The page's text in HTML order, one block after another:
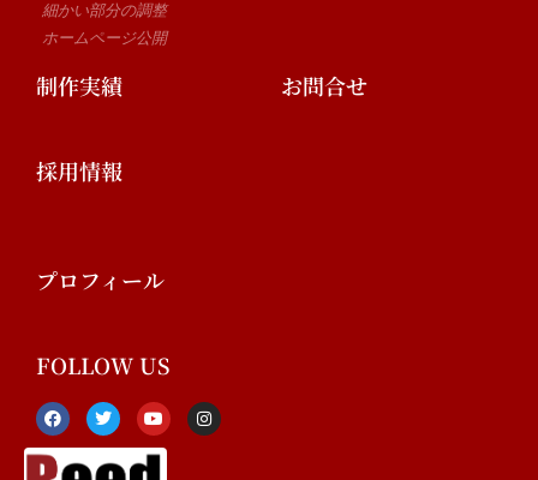
細かい部分の調整
ホームページ公開
制作実績 お問合せ
採用情報
プロフィール
FOLLOW US
F
a
c
e
T
w
i
t
Y
o
u
t
I
n
s